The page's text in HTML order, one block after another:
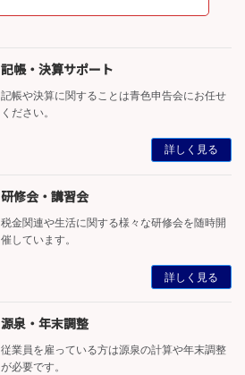
記帳・決算サポート
記帳や決算に関することは青色申告会にお任せ
ください。
詳しく見る
研修会・講習会
税金関連や生活に関する様々な研修会を随時開
催しています。
詳しく見る
源泉・年末調整
従業員を雇っている方は源泉の計算や年末調整
が必要です。